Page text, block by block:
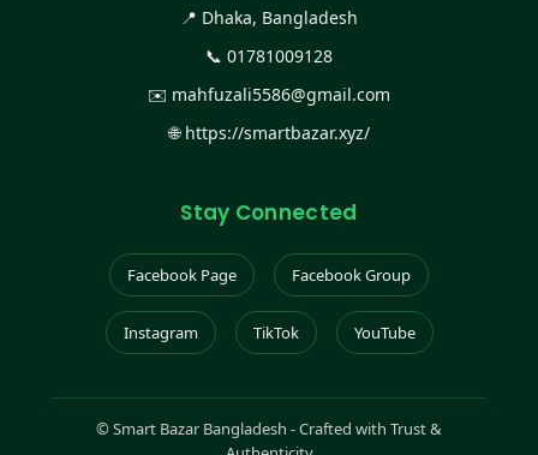
📍 Dhaka, Bangladesh
📞 01781009128
✉️ mahfuzali5586@gmail.com
🌐 https://smartbazar.xyz/
Stay Connected
Facebook Page Facebook Group
Instagram TikTok YouTube
©Smart Bazar Bangladesh - Crafted with Trust &